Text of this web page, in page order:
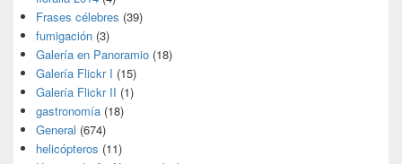
Frases célebres (39)
fumigación (3)
Galería en Panoramio (18)
Galería Flickr I (15)
Galería Flickr II (1)
gastronomía (18)
General (674)
helicópteros (11)